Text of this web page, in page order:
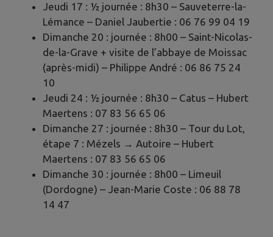
Jeudi 17 : ½ journée : 8h30 – Sauveterre-la-
Lémance – Daniel Jaubertie : 06 76 99 04 19
Dimanche 20 : journée : 8h00 – Saint-Nicolas-
de-la-Grave + visite de l’abbaye de Moissac
(après-midi) – Philippe André : 06 86 75 24
10
Jeudi 24 : ½ journée : 8h30 – Catus – Hubert
Maertens : 07 83 56 65 06
Dimanche 27 : journée : 8h30 – Tour du Lot,
étape 7 : Mézels → Autoire – Hubert
Maertens : 07 83 56 65 06
Dimanche 30 : journée : 8h00 – Limeuil
(Dordogne) – Jean-Marie Coste : 06 88 78
14 47